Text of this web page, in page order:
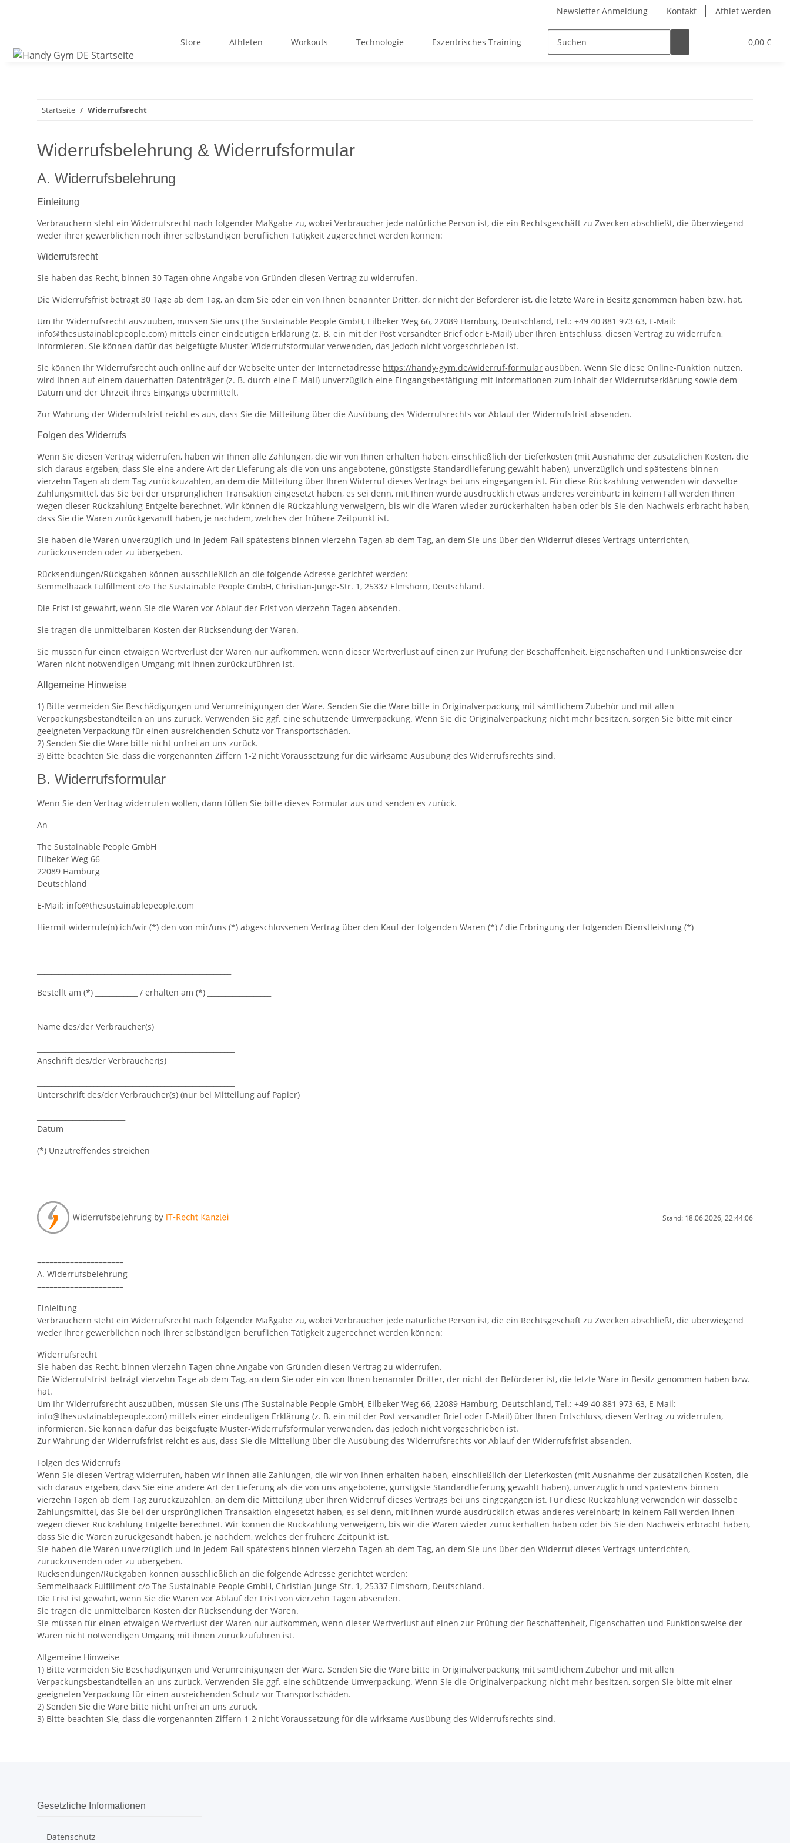
Newsletter Anmeldung Kontakt Athlet werden
0,00 €
Store Athleten Workouts Technologie Exzentrisches Training Die Entstehung
Startseite Widerrufsrecht
Widerrufsbelehrung & Widerrufsformular
A. Widerrufsbelehrung
Einleitung
Verbrauchern steht ein Widerrufsrecht nach folgender Maßgabe zu, wobei Verbraucher jede natürliche Person ist, die ein Rechtsgeschäft zu Zwecken abschließt, die überwiegend
weder ihrer gewerblichen noch ihrer selbständigen beruflichen Tätigkeit zugerechnet werden können:
Widerrufsrecht
Sie haben das Recht, binnen 30 Tagen ohne Angabe von Gründen diesen Vertrag zu widerrufen.
Die Widerrufsfrist beträgt 30 Tage ab dem Tag, an dem Sie oder ein von Ihnen benannter Dritter, der nicht der Beförderer ist, die letzte Ware in Besitz genommen haben bzw. hat.
Um Ihr Widerrufsrecht auszuüben, müssen Sie uns (The Sustainable People GmbH, Eilbeker Weg 66, 22089 Hamburg, Deutschland, Tel.: +49 40 881 973 63, E-Mail:
info@thesustainablepeople.com) mittels einer eindeutigen Erklärung (z. B. ein mit der Post versandter Brief oder E-Mail) über Ihren Entschluss, diesen Vertrag zu widerrufen,
informieren. Sie können dafür das beigefügte Muster-Widerrufsformular verwenden, das jedoch nicht vorgeschrieben ist.
Sie können Ihr Widerrufsrecht auch online auf der Webseite unter der Internetadresse https://handy-gym.de/widerruf-formular ausüben. Wenn Sie diese Online-Funktion nutzen,
wird Ihnen auf einem dauerhaften Datenträger (z. B. durch eine E-Mail) unverzüglich eine Eingangsbestätigung mit Informationen zum Inhalt der Widerrufserklärung sowie dem
Datum und der Uhrzeit ihres Eingangs übermittelt.
Zur Wahrung der Widerrufsfrist reicht es aus, dass Sie die Mitteilung über die Ausübung des Widerrufsrechts vor Ablauf der Widerrufsfrist absenden.
Folgen des Widerrufs
Wenn Sie diesen Vertrag widerrufen, haben wir Ihnen alle Zahlungen, die wir von Ihnen erhalten haben, einschließlich der Lieferkosten (mit Ausnahme der zusätzlichen Kosten, die
sich daraus ergeben, dass Sie eine andere Art der Lieferung als die von uns angebotene, günstigste Standardlieferung gewählt haben), unverzüglich und spätestens binnen
vierzehn Tagen ab dem Tag zurückzuzahlen, an dem die Mitteilung über Ihren Widerruf dieses Vertrags bei uns eingegangen ist. Für diese Rückzahlung verwenden wir dasselbe
Zahlungsmittel, das Sie bei der ursprünglichen Transaktion eingesetzt haben, es sei denn, mit Ihnen wurde ausdrücklich etwas anderes vereinbart; in keinem Fall werden Ihnen
wegen dieser Rückzahlung Entgelte berechnet. Wir können die Rückzahlung verweigern, bis wir die Waren wieder zurückerhalten haben oder bis Sie den Nachweis erbracht haben,
dass Sie die Waren zurückgesandt haben, je nachdem, welches der frühere Zeitpunkt ist.
Sie haben die Waren unverzüglich und in jedem Fall spätestens binnen vierzehn Tagen ab dem Tag, an dem Sie uns über den Widerruf dieses Vertrags unterrichten,
zurückzusenden oder zu übergeben.
Rücksendungen/Rückgaben können ausschließlich an die folgende Adresse gerichtet werden:
Semmelhaack Fulfillment c/o The Sustainable People GmbH, Christian-Junge-Str. 1, 25337 Elmshorn, Deutschland.
Die Frist ist gewahrt, wenn Sie die Waren vor Ablauf der Frist von vierzehn Tagen absenden.
Sie tragen die unmittelbaren Kosten der Rücksendung der Waren.
Sie müssen für einen etwaigen Wertverlust der Waren nur aufkommen, wenn dieser Wertverlust auf einen zur Prüfung der Beschaffenheit, Eigenschaften und Funktionsweise der
Waren nicht notwendigen Umgang mit ihnen zurückzuführen ist.
Allgemeine Hinweise
1) Bitte vermeiden Sie Beschädigungen und Verunreinigungen der Ware. Senden Sie die Ware bitte in Originalverpackung mit sämtlichem Zubehör und mit allen
Verpackungsbestandteilen an uns zurück. Verwenden Sie ggf. eine schützende Umverpackung. Wenn Sie die Originalverpackung nicht mehr besitzen, sorgen Sie bitte mit einer
geeigneten Verpackung für einen ausreichenden Schutz vor Transportschäden.
2) Senden Sie die Ware bitte nicht unfrei an uns zurück.
3) Bitte beachten Sie, dass die vorgenannten Ziffern 1-2 nicht Voraussetzung für die wirksame Ausübung des Widerrufsrechts sind.
B. Widerrufsformular
Wenn Sie den Vertrag widerrufen wollen, dann füllen Sie bitte dieses Formular aus und senden es zurück.
An
The Sustainable People GmbH
Eilbeker Weg 66
22089 Hamburg
Deutschland
E-Mail: info@thesustainablepeople.com
Hiermit widerrufe(n) ich/wir (*) den von mir/uns (*) abgeschlossenen Vertrag über den Kauf der folgenden Waren (*) / die Erbringung der folgenden Dienstleistung (*)
Bestellt am (*) ____________ / erhalten am (*) __________________
Name des/der Verbraucher(s)
Anschrift des/der Verbraucher(s)
Unterschrift des/der Verbraucher(s) (nur bei Mitteilung auf Papier)
Datum
(*) Unzutreffendes streichen
Stand: 18.06.2026, 22:44:06
–––––––––––––––––––––
A. Widerrufsbelehrung
–––––––––––––––––––––
Einleitung
Verbrauchern steht ein Widerrufsrecht nach folgender Maßgabe zu, wobei Verbraucher jede natürliche Person ist, die ein Rechtsgeschäft zu Zwecken abschließt, die überwiegend
weder ihrer gewerblichen noch ihrer selbständigen beruflichen Tätigkeit zugerechnet werden können:
Widerrufsrecht
Sie haben das Recht, binnen vierzehn Tagen ohne Angabe von Gründen diesen Vertrag zu widerrufen.
Die Widerrufsfrist beträgt vierzehn Tage ab dem Tag, an dem Sie oder ein von Ihnen benannter Dritter, der nicht der Beförderer ist, die letzte Ware in Besitz genommen haben bzw.
hat.
Um Ihr Widerrufsrecht auszuüben, müssen Sie uns (The Sustainable People GmbH, Eilbeker Weg 66, 22089 Hamburg, Deutschland, Tel.: +49 40 881 973 63, E-Mail:
info@thesustainablepeople.com) mittels einer eindeutigen Erklärung (z. B. ein mit der Post versandter Brief oder E-Mail) über Ihren Entschluss, diesen Vertrag zu widerrufen,
informieren. Sie können dafür das beigefügte Muster-Widerrufsformular verwenden, das jedoch nicht vorgeschrieben ist.
Zur Wahrung der Widerrufsfrist reicht es aus, dass Sie die Mitteilung über die Ausübung des Widerrufsrechts vor Ablauf der Widerrufsfrist absenden.
Folgen des Widerrufs
Wenn Sie diesen Vertrag widerrufen, haben wir Ihnen alle Zahlungen, die wir von Ihnen erhalten haben, einschließlich der Lieferkosten (mit Ausnahme der zusätzlichen Kosten, die
sich daraus ergeben, dass Sie eine andere Art der Lieferung als die von uns angebotene, günstigste Standardlieferung gewählt haben), unverzüglich und spätestens binnen
vierzehn Tagen ab dem Tag zurückzuzahlen, an dem die Mitteilung über Ihren Widerruf dieses Vertrags bei uns eingegangen ist. Für diese Rückzahlung verwenden wir dasselbe
Zahlungsmittel, das Sie bei der ursprünglichen Transaktion eingesetzt haben, es sei denn, mit Ihnen wurde ausdrücklich etwas anderes vereinbart; in keinem Fall werden Ihnen
wegen dieser Rückzahlung Entgelte berechnet. Wir können die Rückzahlung verweigern, bis wir die Waren wieder zurückerhalten haben oder bis Sie den Nachweis erbracht haben,
dass Sie die Waren zurückgesandt haben, je nachdem, welches der frühere Zeitpunkt ist.
Sie haben die Waren unverzüglich und in jedem Fall spätestens binnen vierzehn Tagen ab dem Tag, an dem Sie uns über den Widerruf dieses Vertrags unterrichten,
zurückzusenden oder zu übergeben.
Rücksendungen/Rückgaben können ausschließlich an die folgende Adresse gerichtet werden:
Semmelhaack Fulfillment c/o The Sustainable People GmbH, Christian-Junge-Str. 1, 25337 Elmshorn, Deutschland.
Die Frist ist gewahrt, wenn Sie die Waren vor Ablauf der Frist von vierzehn Tagen absenden.
Sie tragen die unmittelbaren Kosten der Rücksendung der Waren.
Sie müssen für einen etwaigen Wertverlust der Waren nur aufkommen, wenn dieser Wertverlust auf einen zur Prüfung der Beschaffenheit, Eigenschaften und Funktionsweise der
Waren nicht notwendigen Umgang mit ihnen zurückzuführen ist.
Allgemeine Hinweise
1) Bitte vermeiden Sie Beschädigungen und Verunreinigungen der Ware. Senden Sie die Ware bitte in Originalverpackung mit sämtlichem Zubehör und mit allen
Verpackungsbestandteilen an uns zurück. Verwenden Sie ggf. eine schützende Umverpackung. Wenn Sie die Originalverpackung nicht mehr besitzen, sorgen Sie bitte mit einer
geeigneten Verpackung für einen ausreichenden Schutz vor Transportschäden.
2) Senden Sie die Ware bitte nicht unfrei an uns zurück.
3) Bitte beachten Sie, dass die vorgenannten Ziffern 1-2 nicht Voraussetzung für die wirksame Ausübung des Widerrufsrechts sind.
Gesetzliche Informationen
Datenschutz